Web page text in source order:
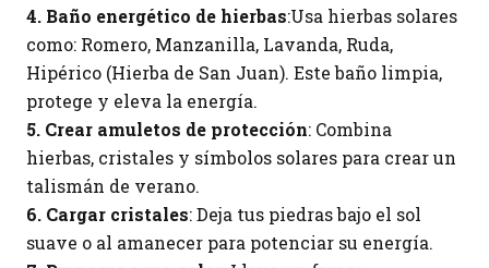
4. Baño energético de hierbas:Usa hierbas solares
como: Romero, Manzanilla, Lavanda, Ruda,
Hipérico (Hierba de San Juan). Este baño limpia,
protege y eleva la energía.
5. Crear amuletos de protección: Combina
hierbas, cristales y símbolos solares para crear un
talismán de verano.
6. Cargar cristales: Deja tus piedras bajo el sol
suave o al amanecer para potenciar su energía.